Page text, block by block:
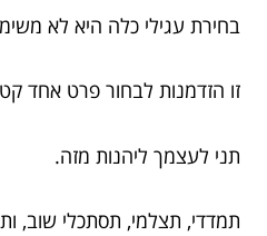
בחירת עגילי כלה היא לא
זו הזדמנות לבחור פרט אחד
תני לעצמך ליהנות מזה.
תמדדי, תצלמי, תסתכלי שוב,